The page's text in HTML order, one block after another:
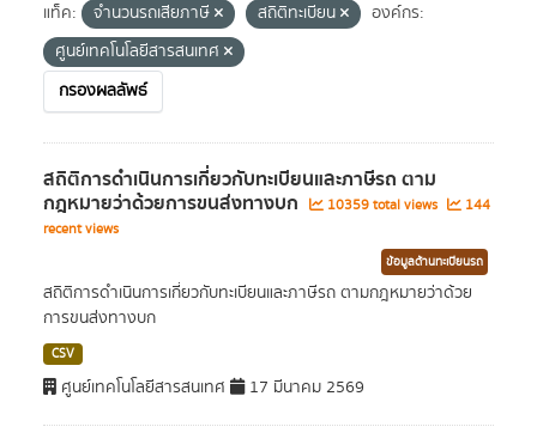
แท็ค: จำนวนรถเสียภาษี สถิติทะเบียน
องค์กร:
ศูนย์เทคโนโลยีสารสนเทศ
กรองผลลัพธ์
สถิติการดำเนินการเกี่ยวกับทะเบียนและภาษีรถ ตาม
กฎหมายว่าด้วยการขนส่งทางบก 10359 total views
144
recent views
ข้อมูลด้านทะเบียนรถ
สถิติการดำเนินการเกี่ยวกับทะเบียนและภาษีรถ ตามกฎหมายว่าด้วย
การขนส่งทางบก
CSV
ศูนย์เทคโนโลยีสารสนเทศ 17 มีนาคม 2569